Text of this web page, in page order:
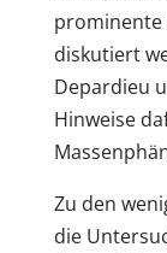
prominente
diskutiert
Depardieu
Hinweise
Zu den
die